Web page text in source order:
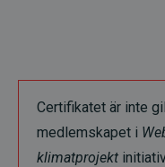
Certifikatet är inte
medlemskapet i
klimatprojekt